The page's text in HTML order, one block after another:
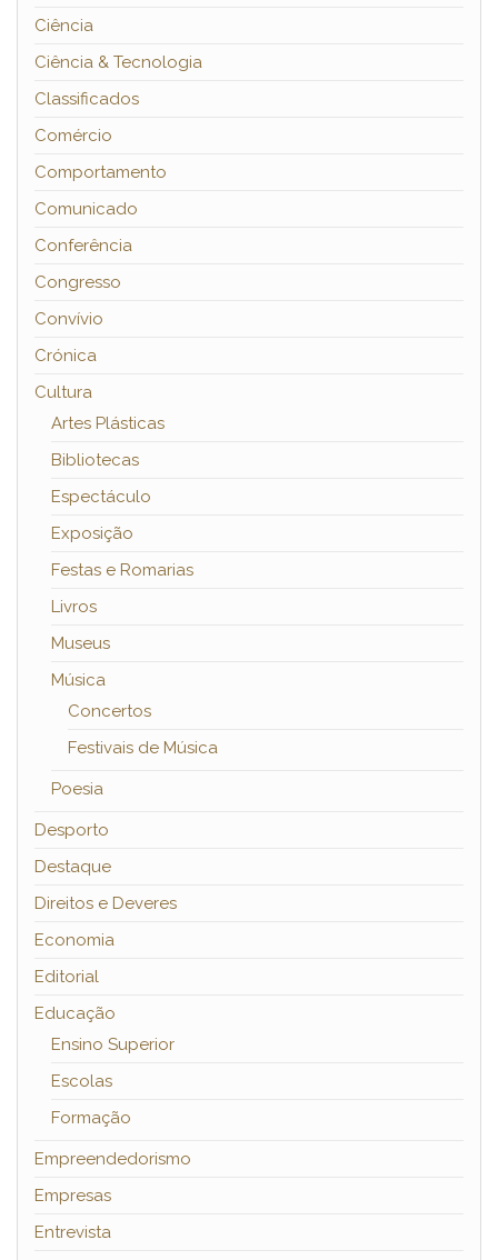
Ciência
Ciência & Tecnologia
Classificados
Comércio
Comportamento
Comunicado
Conferência
Congresso
Convívio
Crónica
Cultura
Artes Plásticas
Bibliotecas
Espectáculo
Exposição
Festas e Romarias
Livros
Museus
Música
Concertos
Festivais de Música
Poesia
Desporto
Destaque
Direitos e Deveres
Economia
Editorial
Educação
Ensino Superior
Escolas
Formação
Empreendedorismo
Empresas
Entrevista